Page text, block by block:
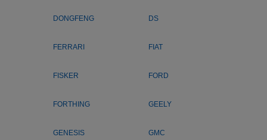
DONGFENG DS
FERRARI FIAT
FISKER FORD
FORTHING GEELY
GENESIS GMC